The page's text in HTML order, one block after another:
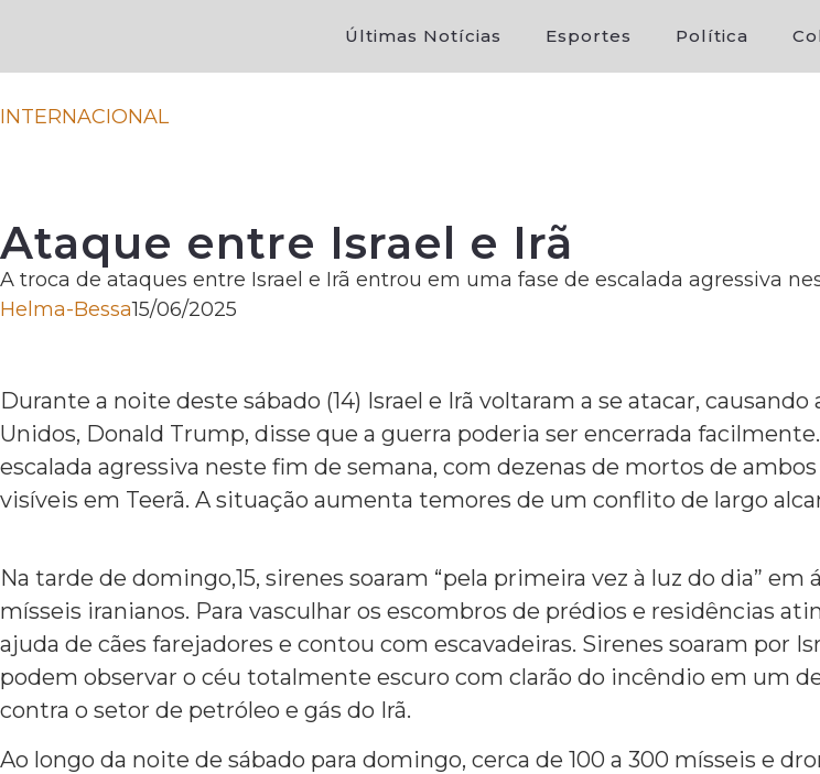
Últimas Notícias Esportes Política
INTERNACIONAL
Ataque entre Israel e Irã
A troca de ataques entre Israel e Irã entrou em uma fase de escalada agressiva
Helma-Bessa15/06/2025
Durante a noite deste sábado (14) Israel e Irã voltaram a se atacar,
Unidos, Donald Trump, disse que a guerra poderia ser encerrada
escalada agressiva neste fim de semana, com dezenas de mortos de
visíveis em Teerã. A situação aumenta temores de um conflito de largo
Na tarde de domingo,15, sirenes soaram “pela primeira vez à luz do dia”
mísseis iranianos. Para vasculhar os escombros de prédios e residências
ajuda de cães farejadores e contou com escavadeiras. Sirenes soaram por
podem observar o céu totalmente escuro com clarão do incêndio em um
contra o setor de petróleo e gás do Irã.
Ao longo da noite de sábado para domingo, cerca de 100 a 300 mísseis e